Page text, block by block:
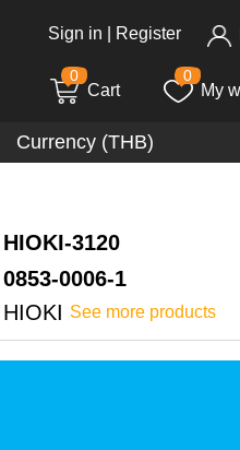
Sign in Register
0
Cart
0
My
Currency (THB)
HIOKI-3120
0853-0006-1
HIOKI See more products